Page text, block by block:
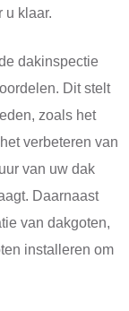
u klaar.
dakinspectie
Dit stelt
zoals het
verbeteren van
van uw dak
Daarnaast
van dakgoten,
installeren om